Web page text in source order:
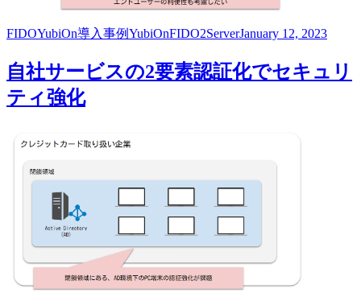
FIDOYubiOn導入事例YubiOnFIDO2ServerJanuary 12, 2023
自社サービスの2要素認証化でセキュリ
ティ強化